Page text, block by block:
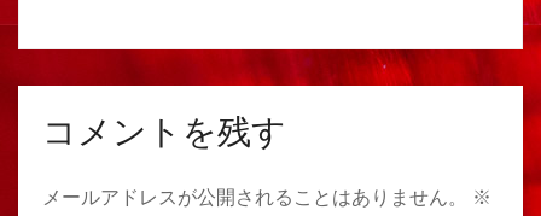
コメントを残す
メールアドレスが公開されることはありません。
※